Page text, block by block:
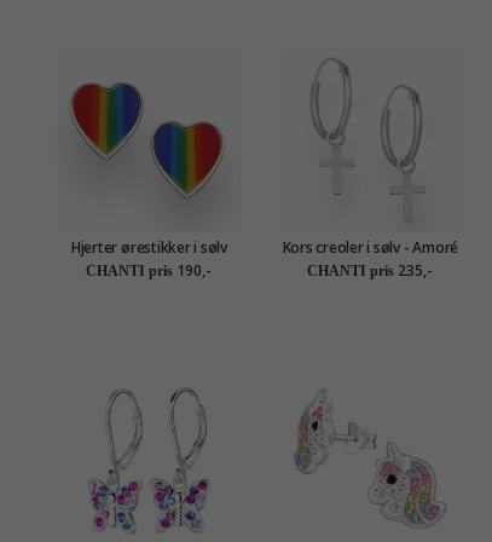
Hjerter ørestikker i sølv
CHANTI pris 190,-
Kors creoler i sølv - Amoré
CHANTI pris 235,-